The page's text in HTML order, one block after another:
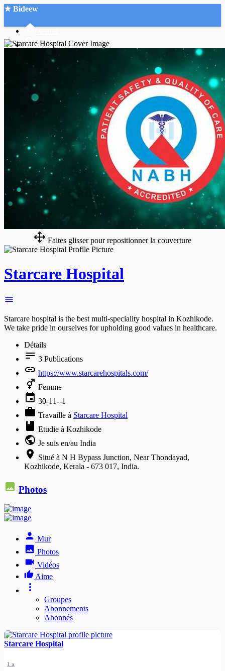
★ Bideew
Recherche Avancée
Connexion
Créer un compte
Mode nuit
Faites glisser pour repositionner la couverture
Starcare Hospital
Starcare hospital is the best multi-speciality hospital in Kozhikode.
We take pride in ourselves for upholding good values in healthcare.
Détails
3 Publications
https://www.starcarehospitals.com/
Femme
30-11--1
Travaille à Starcare Hospital
Etudie à Kozhikode
Je suis en/au India
Situé à N H Bypass Junction, Near Thondayad,
Kozhikode, Kerala - 673 017, India.
Photos
Mur
Photos
Vidéos
Aime
Groupes
Abonnements
Abonnés
Starcare Hospital
1 a